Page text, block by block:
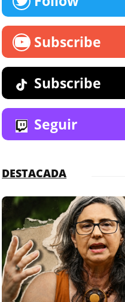
Subscribe
Subscribe
Seguir
DESTACADA